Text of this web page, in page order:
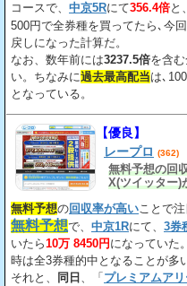
コースで、 中京5Rにて356.4倍と、
500円で全券種を買ってたら､今
戻しになった計算だ。
なお、数年前には3237.5倍を含
い。ちなみに過去最高配当は､
となっている。
【優良】
レープロ (362)
無料予想の回
X(ツイッター)
無料予想の回収率が高いことで
無料予想で、 中京1Rにて、 3券
いたら10万 8450円 になっていた
時は全3券種的中となることが多
それと、
同日 、「 プレミアムア